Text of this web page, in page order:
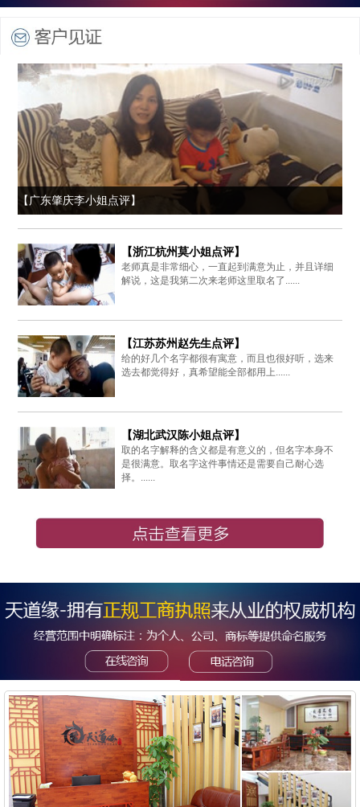
【广东肇庆李小姐点评】
【浙江杭州莫小姐点评】
老师真是非常细心，一直起到满意为止，并且详细
解说，这是我第二次来老师这里取名了......
【江苏苏州赵先生点评】
给的好几个名字都很有寓意，而且也很好听，选来
选去都觉得好，真希望能全部都用上......
【湖北武汉陈小姐点评】
取的名字解释的含义都是有意义的，但名字本身不
是很满意。取名字这件事情还是需要自己耐心选
择。......